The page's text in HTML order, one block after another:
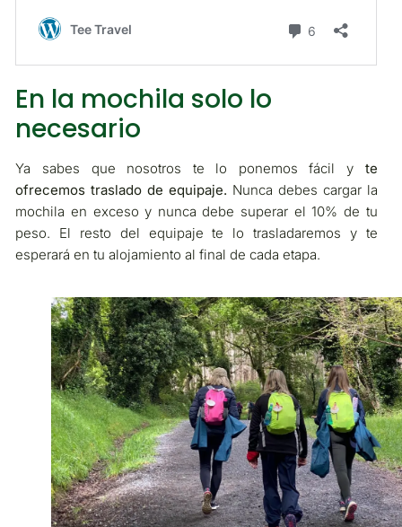
En la mochila solo lo
necesario
Ya sabes que nosotros te lo ponemos fácil y te
ofrecemos traslado de equipaje. Nunca debes cargar la
mochila en exceso y nunca debe superar el 10% de tu
peso. El resto del equipaje te lo trasladaremos y te
esperará en tu alojamiento al final de cada etapa.